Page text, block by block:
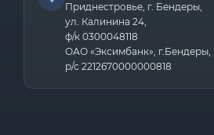
Приднестровье, г. Бендеры,
ул. Калинина 24,
ф/к 0300048118
ОАО «Эксимбанк», г.Бендеры,
р/с 2212670000000818